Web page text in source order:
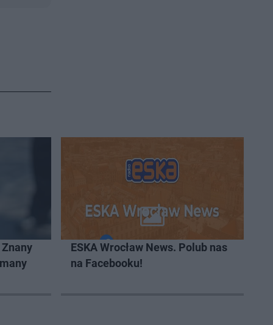
ESKA Wrocław News. Polub nas
na Facebooku!